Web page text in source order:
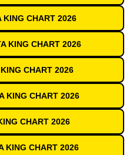
KING CHART 2026
KING CHART 2026
CHART 2026
KING CHART 2026
CHART 2026
KING CHART 2026